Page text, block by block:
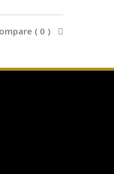
Compare ( 0 )